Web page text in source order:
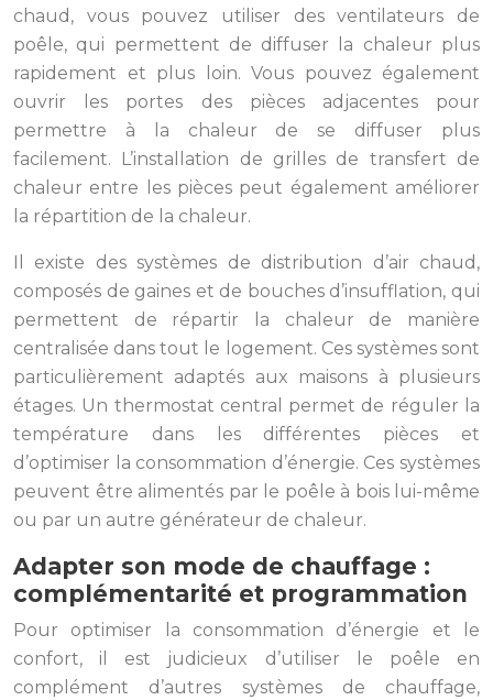
chaud, vous pouvez utiliser des ventilateurs de
poêle, qui permettent de diffuser la chaleur plus
rapidement et plus loin. Vous pouvez également
ouvrir les portes des pièces adjacentes pour
permettre à la chaleur de se diffuser plus
facilement. L’installation de grilles de transfert de
chaleur entre les pièces peut également améliorer
la répartition de la chaleur.
Il existe des systèmes de distribution d’air chaud,
composés de gaines et de bouches d’insufflation, qui
permettent de répartir la chaleur de manière
centralisée dans tout le logement. Ces systèmes sont
particulièrement adaptés aux maisons à plusieurs
étages. Un thermostat central permet de réguler la
température dans les différentes pièces et
d’optimiser la consommation d’énergie. Ces systèmes
peuvent être alimentés par le poêle à bois lui-même
ou par un autre générateur de chaleur.
Adapter son mode de chauffage :
complémentarité et programmation
Pour optimiser la consommation d’énergie et le
confort, il est judicieux d’utiliser le poêle en
complément d’autres systèmes de chauffage,